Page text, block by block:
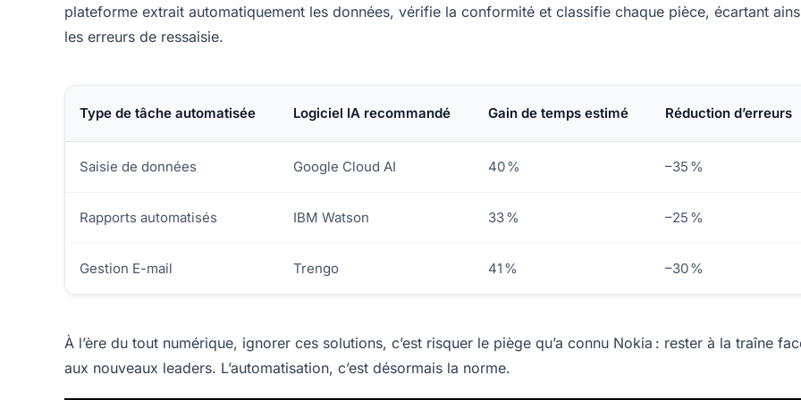
plateforme extrait automatiquement les données, vérifie la conformité et classifie chaque pièce, écartant
les erreurs de ressaisie.
Type de tâche automatisée Logiciel IA recommandé Gain de temps estimé Réduction d’erreurs
Saisie de données Google Cloud AI 40 % –35 %
Rapports automatisés IBM Watson 33 % –25 %
Gestion E-mail Trengo 41 % –30 %
À l’ère du tout numérique, ignorer ces solutions, c’est risquer le piège qu’a connu Nokia : rester à la traîne
aux nouveaux leaders. L’automatisation, c’est désormais la norme.